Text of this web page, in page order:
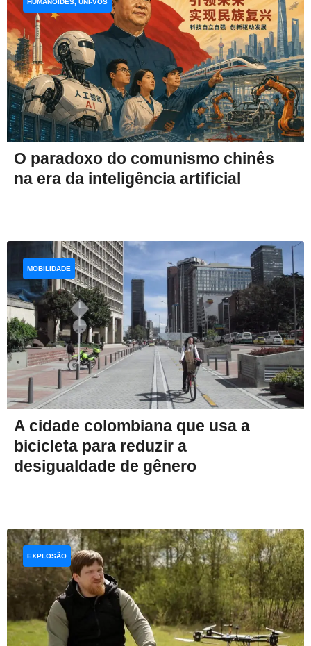
O paradoxo do comunismo chinês
na era da inteligência artificial
HUMANOIDES, UNI-VOS
A cidade colombiana que usa a
bicicleta para reduzir a
desigualdade de gênero
MOBILIDADE
EXPLOSÃO